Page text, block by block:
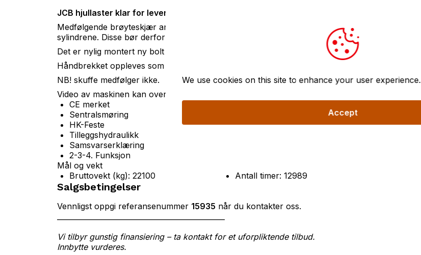
JCB hjullaster klar for levering
Medfølgende brøyteskjær anses som et repobjekt, da det er gjennomslag i
sylindrene. Disse bør derfor pakkes om eller byttes. Produsent av skjæret er ukjent.
Det er nylig montert ny bolt til vipparm på skuff, samt nye batterier.
Håndbrekket oppleves som noe svakt.
NB! skuffe medfølger ikke.
Video av maskinen kan oversendes ved interesse.
CE merket
Sentralsmøring
HK-Feste
Tilleggshydraulikk
Samsvarserklæring
2-3-4. Funksjon
Sentralsmøring
Mål og vekt
Bruttovekt (kg): 22100
Antall timer: 12989
Salgsbetingelser
Vennligst oppgi referansenummer 15935 når du kontakter oss.
Vi tilbyr gunstig finansiering – ta kontakt for et uforpliktende tilbud.
Innbytte vurderes.
We use cookies on this site to enhance your user experience.
Accept